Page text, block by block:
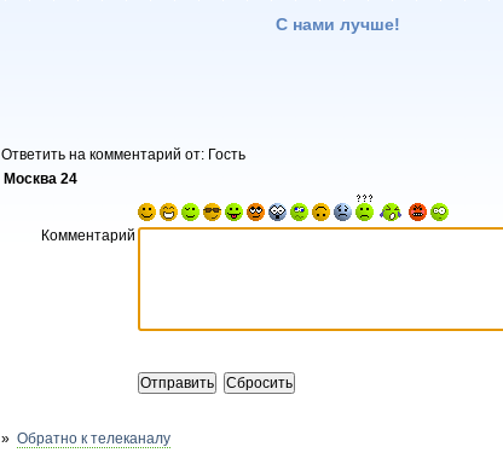
С нами лучше!
Ответить на комментарий от: Гость
Москва 24
Комментарий
» Обратно к телеканалу